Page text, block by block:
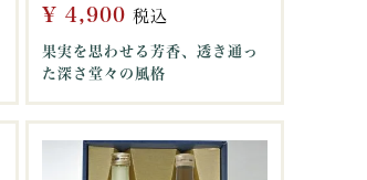
¥ 4,900 税込
果実を思わせる芳香、透き通っ
た深さ堂々の風格